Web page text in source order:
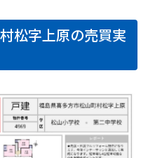
松字上原の売買実